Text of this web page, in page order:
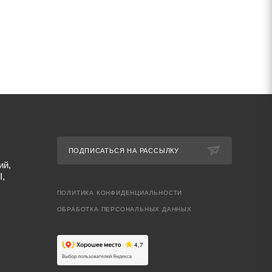
ПОДПИСАТЬСЯ НА РАССЫЛКУ
ПОЛИТИКА КОНФИДЕНЦИАЛЬНОСТИ
ОБРАБОТКА ПЕРСОНАЛЬНЫХ ДАННЫХ